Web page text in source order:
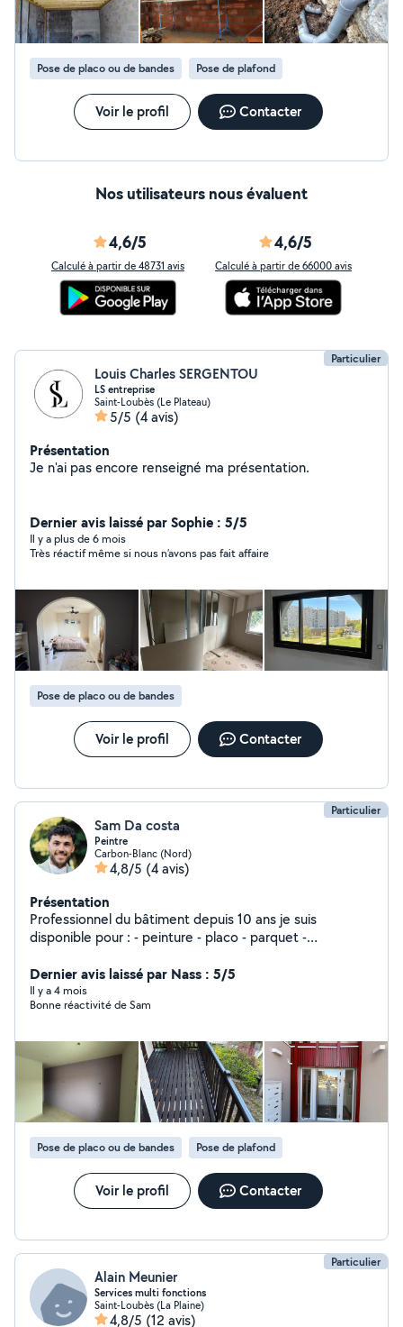
Pose de placo ou de bandes Pose de plafond
Voir le profil Contacter
Nos utilisateurs nous évaluent
4,6/5
Calculé à partir de 48731 avis
4,6/5
Calculé à partir de 66000 avis
Particulier
Louis Charles SERGENTOU
LS entreprise
Saint-Loubès (Le Plateau)
5/5 (4 avis)
Présentation
Je n'ai pas encore renseigné ma présentation.
Dernier avis laissé par Sophie : 5/5
Il y a plus de 6 mois
Très réactif même si nous n’avons pas fait affaire
Pose de placo ou de bandes
Voir le profil Contacter
Particulier
Sam Da costa
Peintre
Carbon-Blanc (Nord)
4,8/5 (4 avis)
Présentation
Professionnel du bâtiment depuis 10 ans je suis
disponible pour : - peinture - placo - parquet -
Dernier avis laissé par Nass : 5/5
Il y a 4 mois
Bonne réactivité de Sam
Pose de placo ou de bandes Pose de plafond
Voir le profil Contacter
Particulier
Alain Meunier
Services multi fonctions
Saint-Loubès (La Plaine)
4,8/5 (12 avis)